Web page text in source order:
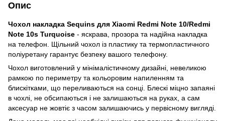
Опис
Чохол накладка Sequins для Xiaomi Redmi Note 10/Redmi
Note 10s Turquoise - яскрава, прозора та надійна накладка
на телефон. Щільний чохол із пластику та термопластичного
поліуретану гарантує безпеку вашого телефону.
Чохол виготовлений у мінімалістичному дизайні, невеликою
рамкою по периметру та кольоровим напиленням та
блискітками, що переливаються на сонці. Блескі міцно запаяні
в чохлі, не обсипаються і не залишаються на руках, а сам
аксесуар не жовтіє з часом залишаючись у первісному вигляді.